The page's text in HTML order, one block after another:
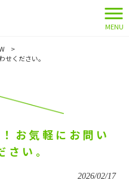
MENU
>
ください。
お気軽にお問い
さい。
2026/02/17